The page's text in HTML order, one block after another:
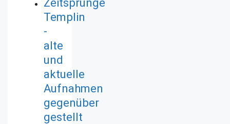
Templin
-
alte
und
aktuelle
Aufnahmen
gegenüber
gestellt